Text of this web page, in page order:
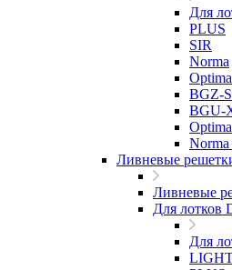
Для
PLUS
SIR
Norma
Optima
BGZ-S
BGU-
Norma
Ливневые
Ливневые
Для лотков
Для